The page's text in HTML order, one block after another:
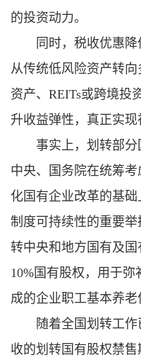
的投资动力。
同时，税收优惠
从传统低风险资产转
资产、REITs或跨境投
升收益弹性，真正实现
事实上，划转部
中央、国务院在统筹
化国有企业改革的基
制度可持续性的重要
转中央和地方国有及
10%国有股权，用于
成的企业职工基本养老
随着全国划转工
收的划转国有股权禁